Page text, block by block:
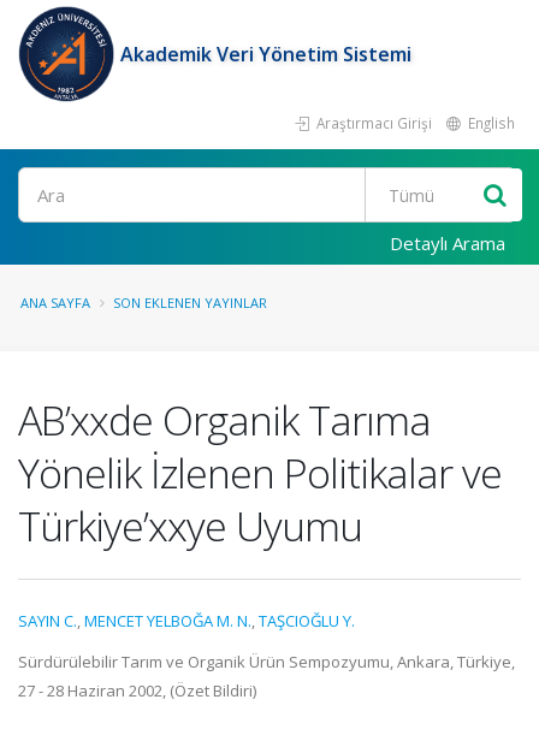
Akademik Veri Yönetim Sistemi
Araştırmacı Girişi English
Ara
Detaylı Arama
ANA SAYFA SON EKLENEN YAYINLAR
AB’xxde Organik Tarıma
Yönelik İzlenen Politikalar ve
Türkiye’xxye Uyumu
SAYIN C.,MENCET YELBOĞA M. N.,TAŞCIOĞLU Y.
Sürdürülebilir Tarım ve Organik Ürün Sempozyumu, Ankara, Türkiye,
27 - 28 Haziran 2002, (Özet Bildiri)